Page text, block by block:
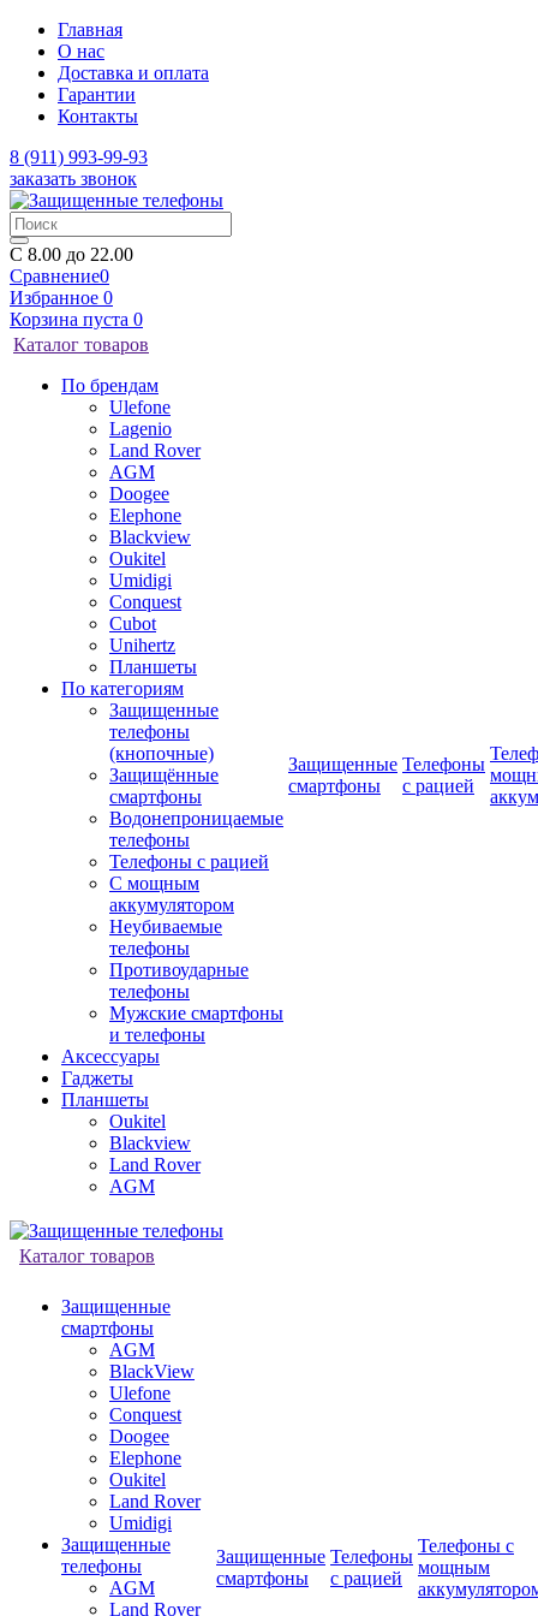
Главная
О нас
Доставка и оплата
Гарантии
Контакты
8 (911) 993-99-93
заказать звонок
C 8.00 до 22.00
Сравнение0
Избранное 0
Корзина пуста 0
Каталог товаров
По брендам
Ulefone
Lagenio
Land Rover
AGM
Doogee
Elephone
Blackview
Oukitel
Umidigi
Conquest
Cubot
Unihertz
Планшеты
По категориям
Защищенные
телефоны
(кнопочные)
Защищённые
смартфоны
Водонепроницаемые
телефоны
Телефоны с рацией
С мощным
аккумулятором
Неубиваемые
телефоны
Противоударные
телефоны
Мужские смартфоны
и телефоны
Аксессуары
Гаджеты
Планшеты
Oukitel
Blackview
Land Rover
AGM
Защищенные
смартфоны
Телефоны
с рацией
Каталог товаров
Защищенные
смартфоны
AGM
BlackView
Ulefone
Conquest
Doogee
Elephone
Oukitel
Land Rover
Umidigi
Защищенные
телефоны
AGM
Land Rover
Защищенные
смартфоны
Телефоны
с рацией
Телефоны с
мощным